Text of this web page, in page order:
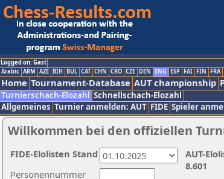
Logged on: Gast
Arabic ARM AZE BIH BUL CAT CHN CRO CZE DEN ENG ESP FAI FIN FRA
Home Tournament-Database AUT championship
Turnierschach-Elozahl Schnellschach-Elozahl
Allgemeines Turnier anmelden: AUT FIDE Spieler
Willkommen bei den offiziellen
Personennummer
AUT-
8.601
FIDE-Elolisten Stand